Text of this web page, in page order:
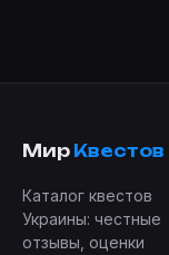
Мир Квестов
Каталог квестов
Украины: честные
отзывы, оценки